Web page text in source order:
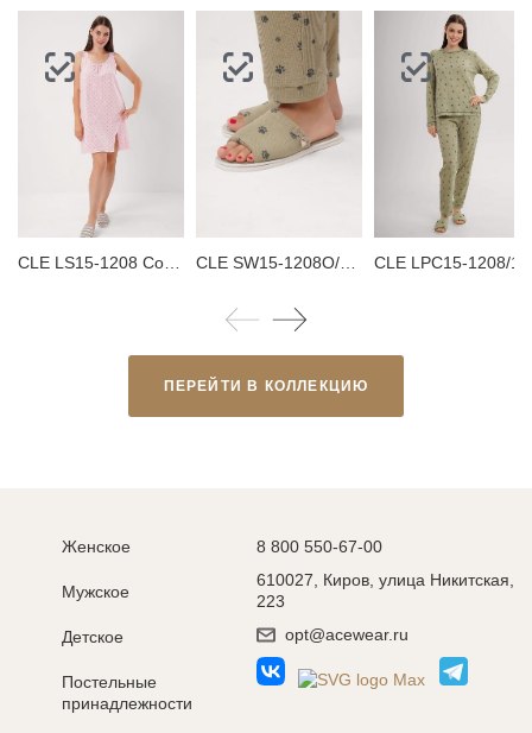
ПЕРЕЙТИ В КОЛЛЕКЦИЮ
Женское
Мужское
Детское
Постельные
принадлежности
8 800 550-67-00
610027, Киров, улица Никитская,
223
opt@acewear.ru